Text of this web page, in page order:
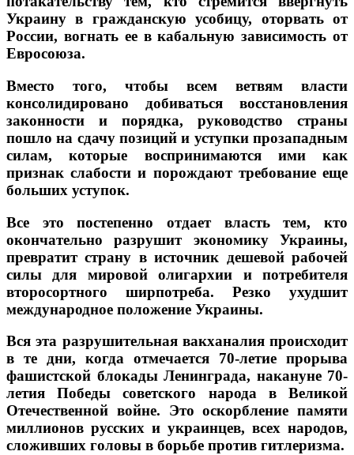
Украину в гражданскую усобицу, оторвать от
России, вогнать ее в кабальную зависимость от
Евросоюза.
Вместо того, чтобы всем ветвям власти
консолидировано добиваться восстановления
законности и порядка, руководство страны
пошло на сдачу позиций и уступки прозападным
силам, которые воспринимаются ими как
признак слабости и порождают требование еще
больших уступок.
Все это постепенно отдает власть тем, кто
окончательно разрушит экономику Украины,
превратит страну в источник дешевой рабочей
силы для мировой олигархии и потребителя
второсортного ширпотреба. Резко ухудшит
международное положение Украины.
Вся эта разрушительная вакханалия происходит
в те дни, когда отмечается 70-летие прорыва
фашистской блокады Ленинграда, накануне 70-
летия Победы советского народа в Великой
Отечественной войне. Это оскорбление памяти
миллионов русских и украинцев, всех народов,
сложивших головы в борьбе против гитлеризма.